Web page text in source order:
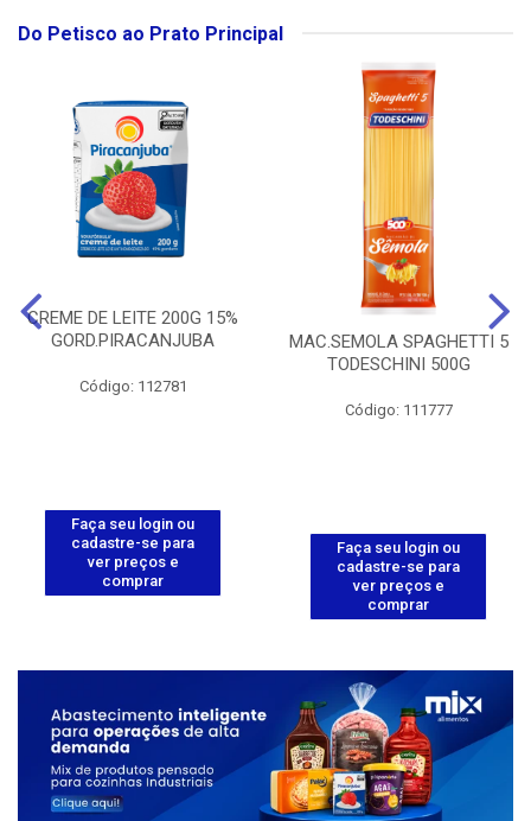
Do Petisco ao Prato Principal
CREME DE LEITE 200G 15%
GORD.PIRACANJUBA
Código: 112781
Faça seu login ou
cadastre-se para
ver preços e
comprar
MAC.SEMOLA SPAGHETTI 5
TODESCHINI 500G
Código: 111777
Faça seu login ou
cadastre-se para
ver preços e
comprar